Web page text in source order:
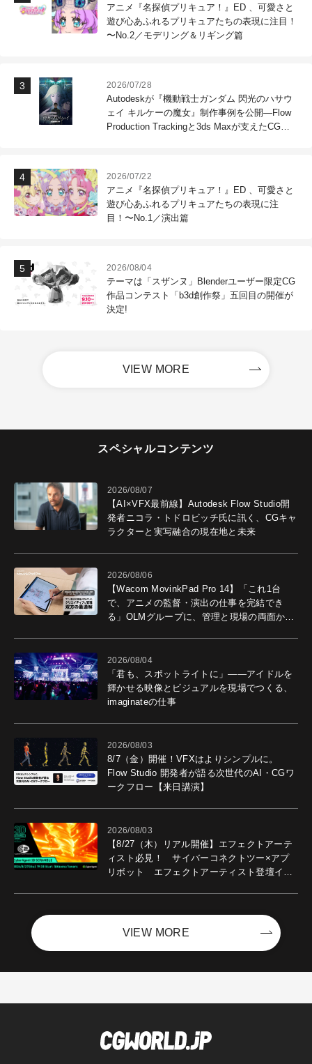
アニメ『名探偵プリキュア！』ED 、可愛さと
遊び心あふれるプリキュアたちの表現に注目！
〜No.2／モデリング＆リギング篇
2026/07/28
Autodeskが『機動戦士ガンダム 閃光のハサウ
ェイ キルケーの魔女』制作事例を公開―Flow
Production Trackingと3ds Maxが支えたCG制
2026/07/22
アニメ『名探偵プリキュア！』ED 、可愛さと
遊び心あふれるプリキュアたちの表現に注
目！〜No.1／演出篇
2026/08/04
テーマは「スザンヌ」Blenderユーザー限定CG
作品コンテスト「b3d創作祭」五回目の開催が
決定!
VIEW MORE
スペシャルコンテンツ
2026/08/07
【AI×VFX最前線】Autodesk Flow Studio開
発者ニコラ・トドロビッチ氏に訊く、CGキャ
ラクターと実写融合の現在地と未来
2026/08/06
【Wacom MovinkPad Pro 14】「これ1台
で、アニメの監督・演出の仕事を完結でき
る」OLMグループに、管理と現場の両面から
2026/08/04
「君も、スポットライトに」――アイドルを
輝かせる映像とビジュアルを現場でつくる、
imaginateの仕事
2026/08/03
8/7（金）開催！VFXはよりシンプルに。
Flow Studio 開発者が語る次世代のAI・CGワ
ークフロー【来日講演】
2026/08/03
【8/27（木）リアル開催】エフェクトアーテ
ィスト必見！ サイバーコネクトツー×アプ
リボット エフェクトアーティスト登壇イベ
VIEW MORE